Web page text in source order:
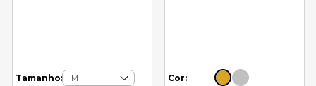
Tamanho: Cor: